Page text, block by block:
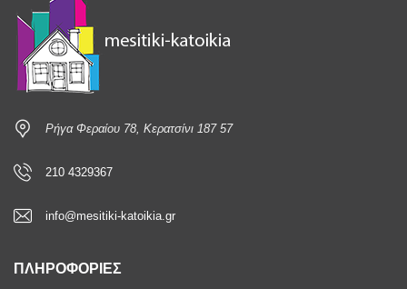
Ρήγα Φεραίου 78, Κερατσίνι 187 57
210 4329367
info@mesitiki-katoikia.gr
ΠΛΗΡΟΦΟΡΙΕΣ